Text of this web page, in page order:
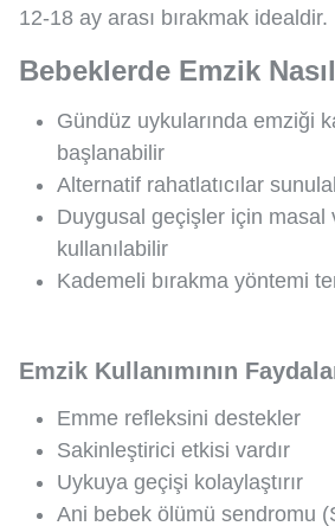
12-18 ay arası bırakmak idealdir.
Bebeklerde Emzik Nasıl
Gündüz uykularında emziği
başlanabilir
Alternatif rahatlatıcılar
Duygusal geçişler için masal
kullanılabilir
Kademeli bırakma yöntemi
Emzik Kullanımının
Emme refleksini destekler
Sakinleştirici etkisi vardır
Uykuya geçişi kolaylaştırır
Ani bebek ölümü sendromu